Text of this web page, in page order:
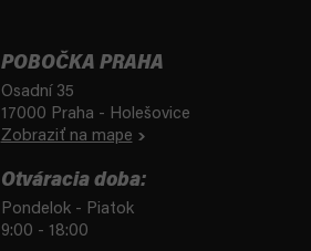
POBOČKA PRAHA
Osadní 35
17000 Praha - Holešovice
Zobraziť na mape
Otváracia doba:
Pondelok - Piatok
9:00 - 18:00